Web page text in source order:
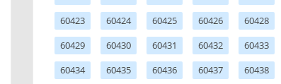
60423
60424 60425 60426
60428
60429
60430 60431 60432
60433
60434
60435 60436 60437
60438